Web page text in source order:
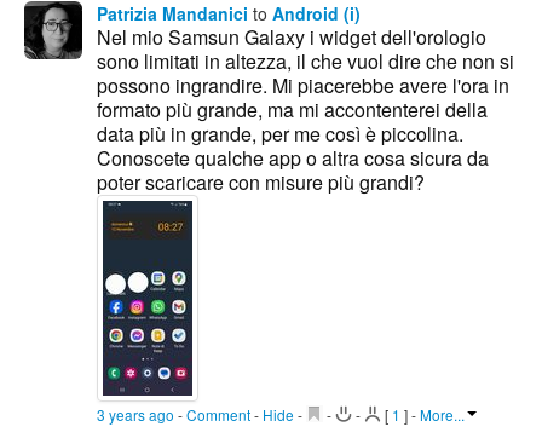
Patrizia Mandanici to Android (i)
Nel mio Samsun Galaxy i widget dell'orologio
sono limitati in altezza, il che vuol dire che non si
possono ingrandire. Mi piacerebbe avere l'ora in
formato più grande, ma mi accontenterei della
data più in grande, per me così è piccolina.
Conoscete qualche app o altra cosa sicura da
poter scaricare con misure più grandi?
3 years ago -Comment- Hide - - - [ 1 ]-More...